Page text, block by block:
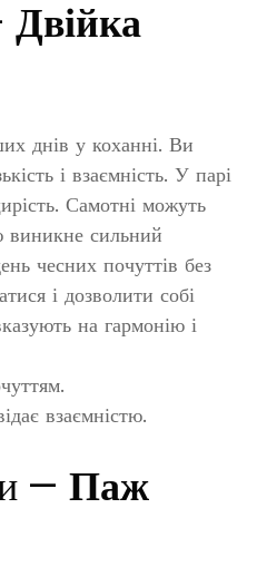
Двійка
днів у коханні. Ви
і взаємність. У парі
Самотні можуть
виникне сильний
чесних почуттів без
і дозволити собі
на гармонію і
взаємністю.
—Паж